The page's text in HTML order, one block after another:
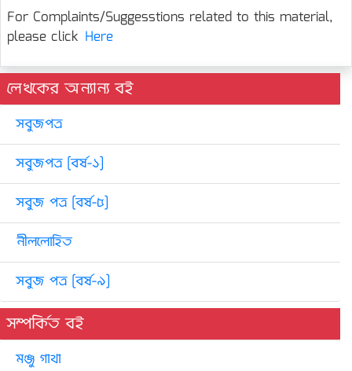
For Complaints/Suggesstions related to this material,
please click Here
লেখকের অন্যান্য বই
সবুজপত্র
সবুজপত্র [বর্ষ-১]
সবুজ পত্র [বর্ষ-৫]
নীললোহিত
সবুজ পত্র [বর্ষ-৯]
সম্পর্কিত বই
মঞ্জু গাথা